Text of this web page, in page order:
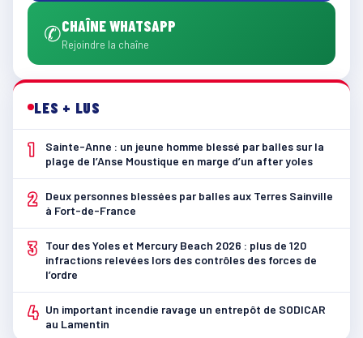
✆CHAÎNE WHATSAPP
Rejoindre la chaîne
LES + LUS
1
Sainte-Anne : un jeune homme blessé par balles sur la
plage de l’Anse Moustique en marge d’un after yoles
2
Deux personnes blessées par balles aux Terres Sainville
à Fort-de-France
3
Tour des Yoles et Mercury Beach 2026 : plus de 120
infractions relevées lors des contrôles des forces de
l’ordre
4 Un important incendie ravage un entrepôt de SODICAR
au Lamentin